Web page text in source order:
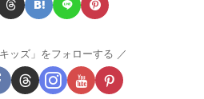
ッズ」をフォローする